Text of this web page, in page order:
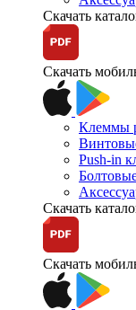
Скачать
Скачать
Клеммы
Push-in
Скачать
Скачать